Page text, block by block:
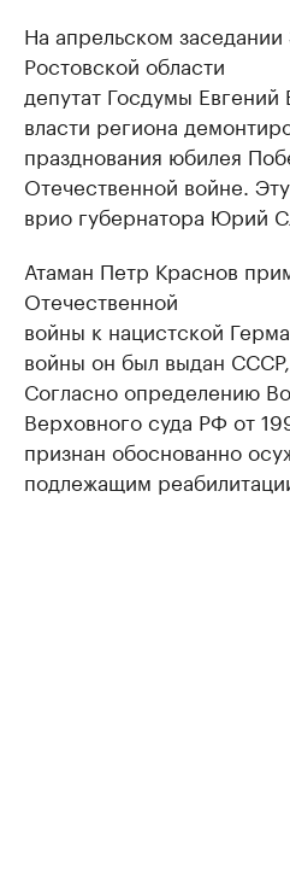
На апрельском
Ростовской области
депутат Госдумы
власти региона
празднования юбилея
Отечественной войне.
врио губернатора Юрий
Атаман Петр Краснов
Отечественной
войны к нацистской
войны он был выдан СССР,
Согласно определению
Верховного суда РФ от
признан обоснованно
подлежащим